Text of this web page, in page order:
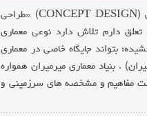
چهاردهمین دوره مسابقه معماری میرمیران مسابقه طراحی مفهومی (CONCEPT DESIGN) «طراحی
دارم تلاش دارد نوعی معماری
بتواند جایگاه خاصی در معماری
. بنیاد معماری میرمیران همواره
مفاهیم و مشخصه های سرزمینی و